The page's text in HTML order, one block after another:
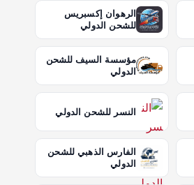
الرهوان إكسبريس
للشحن الدولي
مؤسسة السيف للشحن
الدولي
النسر للشحن الدولي
الفارس الذهبي للشحن
الدولي